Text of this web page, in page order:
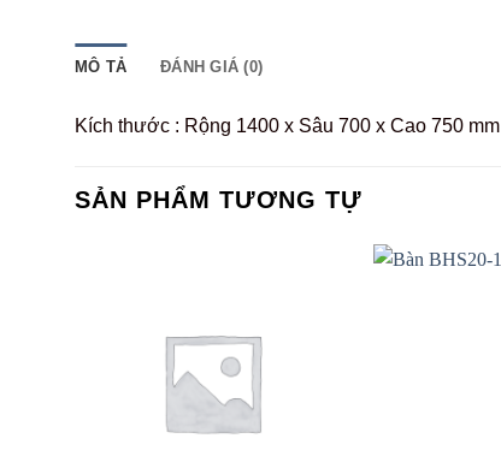
MÔ TẢ ĐÁNH GIÁ (0)
Kích thước : Rộng 1400 x Sâu 700 x Cao 750 mm
SẢN PHẨM TƯƠNG TỰ